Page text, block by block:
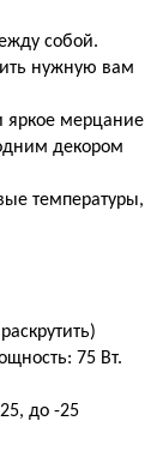
собой.
нужную вам
яркое мерцание
декором
температуры,
75 Вт.
до -25